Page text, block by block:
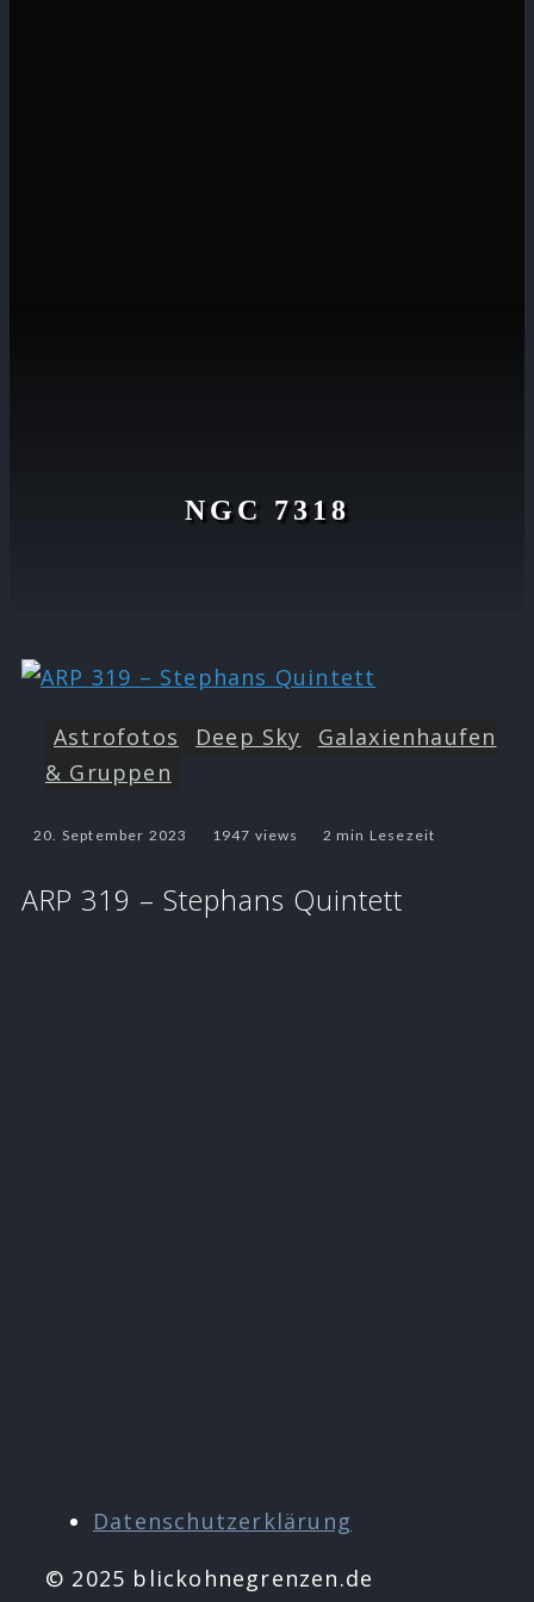
NGC 7318
Astrofotos Deep Sky
Galaxienhaufen
& Gruppen
20. September 2023 1947 views 2 min Lesezeit
ARP 319 – Stephans Quintett
Datenschutzerklärung
© 2025 blickohnegrenzen.de